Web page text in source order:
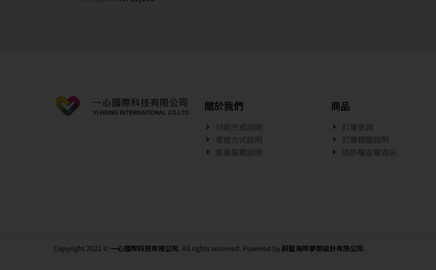
關於我們
付款方式說明
寄送方式說明
售後服務說明
商品
訂單查詢
訂單相關說明
防詐騙宣導資訊
Copyright 2022 © 一心國際科技有限公司. All rights reserved. Powered by蔚藍海岸夢想設計有限公司.